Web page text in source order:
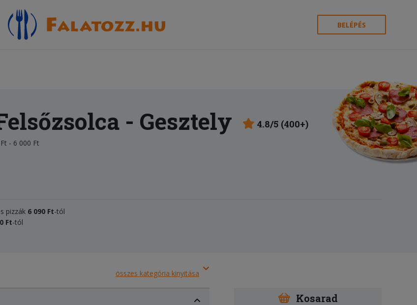
BELÉPÉS
- Gesztely 4.8/5 (400+)
- 6 000 Ft
pizzák 6 090 Ft-tól
Ft-tól
összes kategória kinyitása
Kosarad